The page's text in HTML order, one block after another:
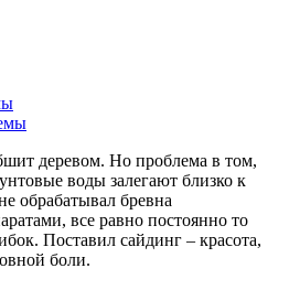
деревом. Но проблема в том,
воды залегают близко к
обрабатывал бревна
все равно постоянно то
Поставил сайдинг – красота,
боли.